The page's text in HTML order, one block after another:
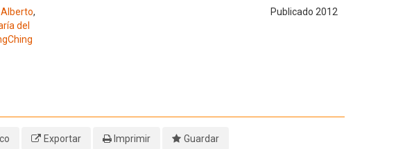
,
del
Publicado 2012
Exportar Imprimir Guardar